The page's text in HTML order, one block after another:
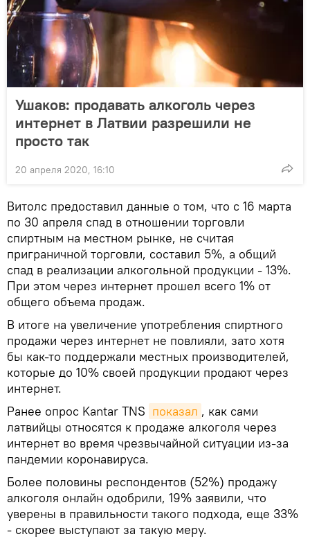
Ушаков: продавать алкоголь через
интернет в Латвии разрешили не
просто так
20 апреля 2020, 16:10
Витолс предоставил данные о том, что с 16 марта
по 30 апреля спад в отношении торговли
спиртным на местном рынке, не считая
приграничной торговли, составил 5%, а общий
спад в реализации алкогольной продукции - 13%.
При этом через интернет прошел всего 1% от
общего объема продаж.
В итоге на увеличение употребления спиртного
продажи через интернет не повлияли, зато хотя
бы как-то поддержали местных производителей,
которые до 10% своей продукции продают через
интернет.
Ранее опрос Kantar TNS показал , как сами
латвийцы относятся к продаже алкоголя через
интернет во время чрезвычайной ситуации из-за
пандемии коронавируса.
Более половины респондентов (52%) продажу
алкоголя онлайн одобрили, 19% заявили, что
уверены в правильности такого подхода, еще 33%
- скорее выступают за такую меру.